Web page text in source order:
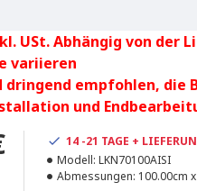
USt. Abhängig von der
variieren
dringend empfohlen, die
und
14 -21 TAGE +
Modell: LKN70100AISI
Abmessungen: 100.00cm